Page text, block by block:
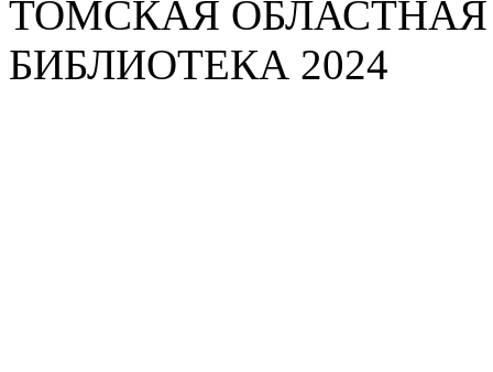
ТОМСКАЯ
БИБЛИОТЕКА 2024